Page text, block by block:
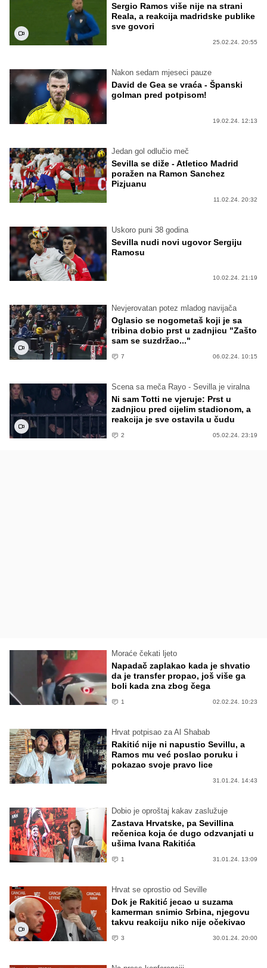
Sergio Ramos više nije na strani
Reala, a reakcija madridske publike
sve govori
25.02.24. 20:55
Nakon sedam mjeseci pauze
David de Gea se vraća - Španski
golman pred potpisom!
19.02.24. 12:13
Jedan gol odlučio meč
Sevilla se diže - Atletico Madrid
poražen na Ramon Sanchez
Pizjuanu
11.02.24. 20:32
Uskoro puni 38 godina
Sevilla nudi novi ugovor Sergiju
Ramosu
10.02.24. 21:19
Nevjerovatan potez mladog navijača
Oglasio se nogometaš koji je sa
tribina dobio prst u zadnjicu "Zašto
sam se suzdržao..."
7 06.02.24. 10:15
Scena sa meča Rayo - Sevilla je viralna
Ni sam Totti ne vjeruje: Prst u
zadnjicu pred cijelim stadionom, a
reakcija je sve ostavila u čudu
2 05.02.24. 23:19
Moraće čekati ljeto
Napadač zaplakao kada je shvatio
da je transfer propao, još više ga
boli kada zna zbog čega
1 02.02.24. 10:23
Hrvat potpisao za Al Shabab
Rakitić nije ni napustio Sevillu, a
Ramos mu već poslao poruku i
pokazao svoje pravo lice
31.01.24. 14:43
Dobio je oproštaj kakav zaslužuje
Zastava Hrvatske, pa Sevillina
rečenica koja će dugo odzvanjati u
ušima Ivana Rakitića
1 31.01.24. 13:09
Hrvat se oprostio od Seville
Dok je Rakitić jecao u suzama
kamerman snimio Srbina, njegovu
takvu reakciju niko nije očekivao
3 30.01.24. 20:00